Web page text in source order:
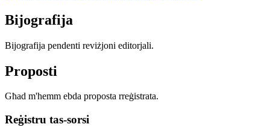
Bijografija
Bijografija pendenti reviżjoni editorjali.
Proposti
Għad m'hemm ebda proposta rreġistrata.
Reġistru tas-sorsi